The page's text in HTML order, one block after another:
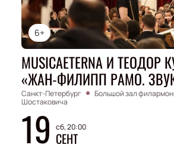
6+
MUSICAETERNA И ТЕОДОР
«ЖАН-ФИЛИПП РАМО.
Санкт-Петербург
Большой зал
Шостаковича
19 сб, 20:00
СЕНТ